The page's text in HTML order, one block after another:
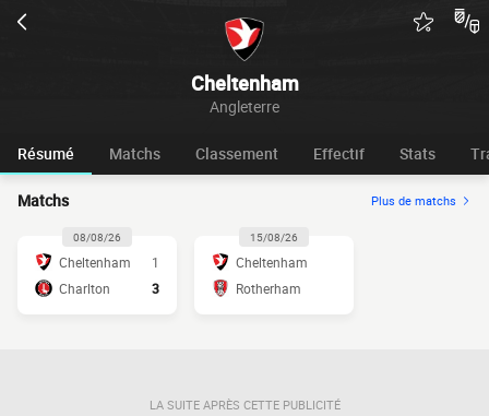
Cheltenham
Angleterre
Résumé Matchs Classement Effectif Stats
Matchs Plus de matchs
08/08/26
Cheltenham
1
Charlton
3
15/08/26
Cheltenham
Rotherham
LA SUITE APRÈS CETTE PUBLICITÉ